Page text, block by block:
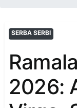
SERBA SERBI
2026: